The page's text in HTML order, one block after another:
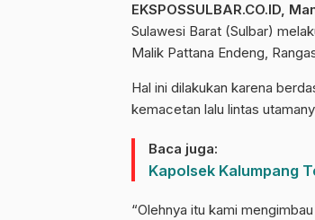
EKSPOSSULBAR.CO.ID,
Sulawesi Barat (Sulbar)
Malik Pattana Endeng,
Hal ini dilakukan karena
kemacetan lalu lintas
Baca juga:
Kapolsek Kalumpang
“Olehnya itu kami